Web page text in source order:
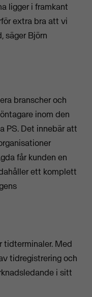
ligger i framkant
extra bra att vi
säger Björn
branscher och
inom den
PS. Det innebär att
får kunden en
ett komplett
tidterminaler. Med
tidregistrering och
i sitt